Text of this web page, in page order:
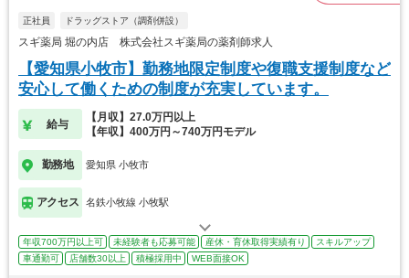
正社員 ドラッグストア（調剤併設）
スギ薬局 堀の内店 株式会社スギ薬局の薬剤師求人
【愛知県小牧市】勤務地限定制度や復職支援制度など
安心して働くための制度が充実しています。
給与
【月収】27.0万円以上
【年収】400万円～740万円モデル
勤務地 愛知県 小牧市
アクセス 名鉄小牧線 小牧駅
年収700万円以上可 未経験者も応募可能 産休・育休取得実績有り
スキルアップ
車通勤可
店舗数30以上 積極採用中 WEB面接OK